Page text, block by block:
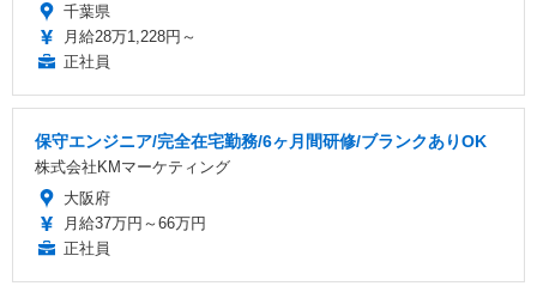
千葉県
月給28万1,228円～
正社員
保守エンジニア/完全在宅勤務/6ヶ月間研修/ブランクありOK
株式会社KMマーケティング
大阪府
月給37万円～66万円
正社員